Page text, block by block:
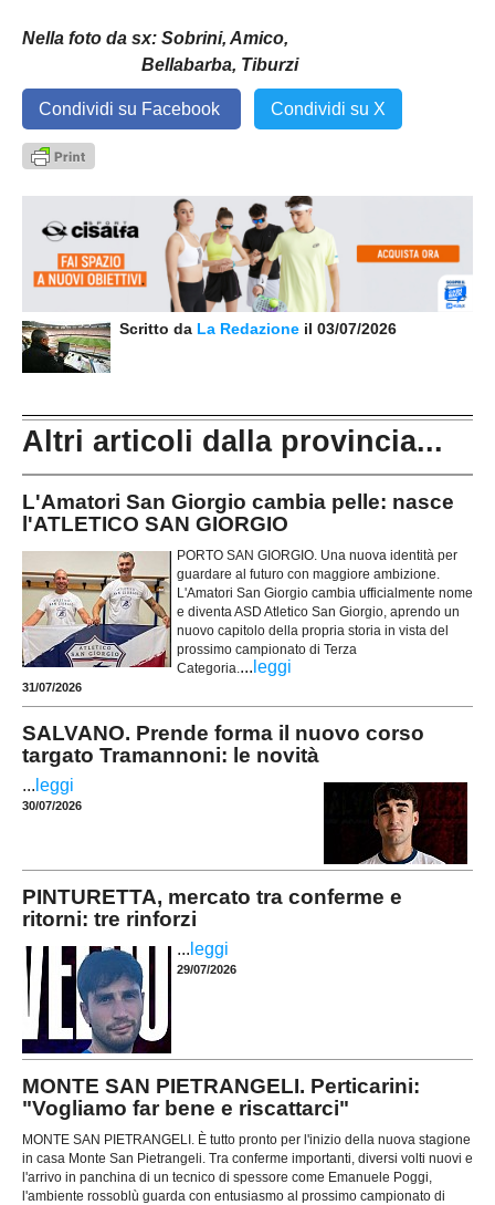
Nella foto da sx: Sobrini, Amico,
Bellabarba, Tiburzi
Condividi su Facebook Condividi su X
Scritto da La Redazione il 03/07/2026
Altri articoli dalla provincia...
L'Amatori San Giorgio cambia pelle: nasce
l'ATLETICO SAN GIORGIO
PORTO SAN GIORGIO. Una nuova identità per
guardare al futuro con maggiore ambizione.
L'Amatori San Giorgio cambia ufficialmente nome
e diventa ASD Atletico San Giorgio, aprendo un
nuovo capitolo della propria storia in vista del
prossimo campionato di Terza
Categoria.... leggi
31/07/2026
SALVANO. Prende forma il nuovo corso
targato Tramannoni: le novità
... leggi
30/07/2026
PINTURETTA, mercato tra conferme e
ritorni: tre rinforzi
... leggi
29/07/2026
MONTE SAN PIETRANGELI. Perticarini:
"Vogliamo far bene e riscattarci"
MONTE SAN PIETRANGELI. È tutto pronto per l'inizio della nuova stagione
in casa Monte San Pietrangeli. Tra conferme importanti, diversi volti nuovi e
l'arrivo in panchina di un tecnico di spessore come Emanuele Poggi,
l'ambiente rossoblù guarda con entusiasmo al prossimo campionato di